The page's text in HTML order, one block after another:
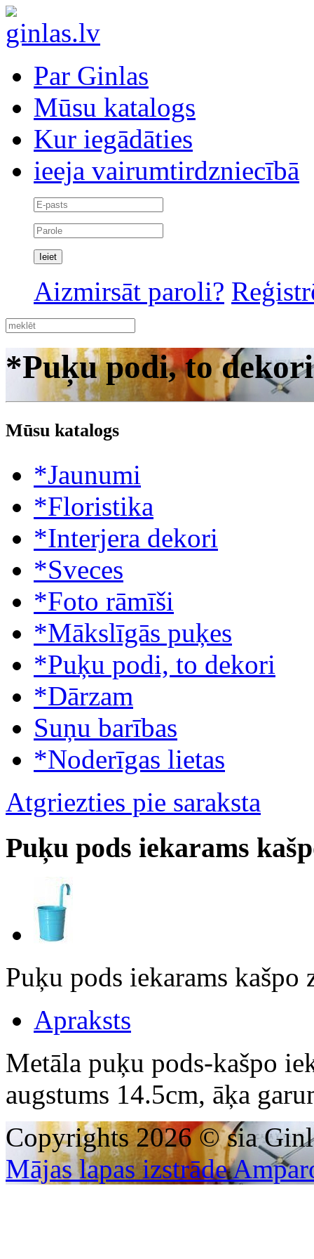
Par Ginlas
Mūsu katalogs
Kur iegādāties
ieeja vairumtirdzniecībā
Aizmirsāt paroli?
*Puķu podi, to dekori
Mūsu katalogs
*Jaunumi
*Floristika
*Interjera dekori
*Sveces
*Foto rāmīši
*Mākslīgās puķes
*Puķu podi, to dekori
*Dārzam
Suņu barības
*Noderīgas lietas
Atgriezties pie saraksta
Puķu pods iekarams
Puķu pods iekarams
Apraksts
Metāla puķu pods-kašpo
augstums 14.5cm, āķa
Copyrights 2026 © sia
Mājas lapas izstrāde